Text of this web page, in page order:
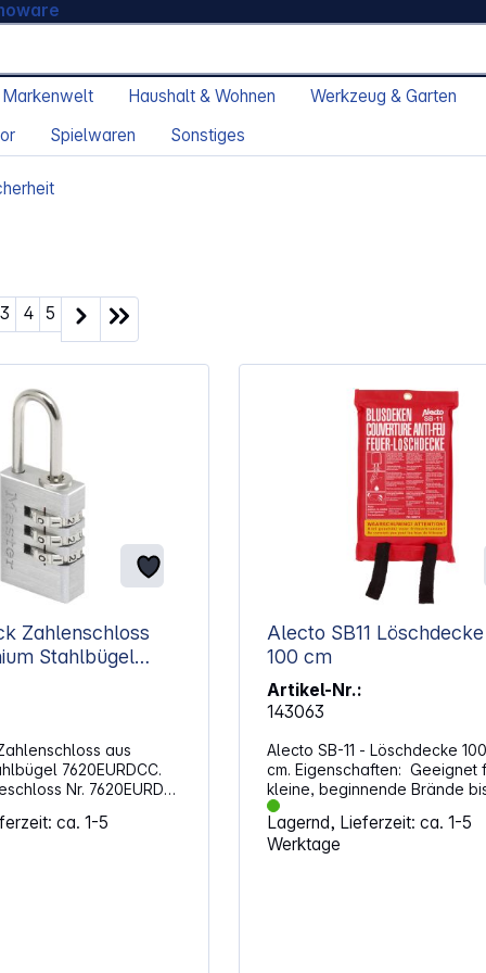
Haushalt & Wohnen Werkzeug & Garten
Spielwaren Sonstiges
Seite
3 Seite
4 Seite
5
Zahlenschloss
aus
7620EURDCC.
Nr. 7620EURD
mit individuell
und
Aluminiumgehäuse
ca. 1-5
Alecto SB11 Löschdecke 100 x
100 cm
Artikel-Nr.:
143063
Alecto SB-11 - Löschdecke
cm. Eigenschaften: Geeignet für
kleine, beginnende Brände
Größe eines Fußballes und für
Löschen von (brennender
einer Person Nicht für Öl- und
Lagernd, Lieferzeit: ca. 1-5
Werktage